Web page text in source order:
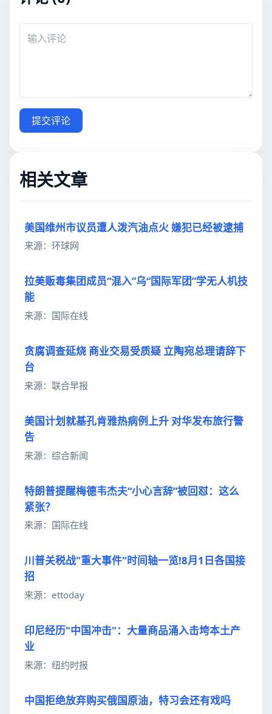
提交评论
相关文章
美国维州市议员遭人泼汽油点火 嫌犯已经被逮捕
来源：环球网
拉美贩毒集团成员“混入”乌“国际军团”学无人机技
能
来源：国际在线
贪腐调查延烧 商业交易受质疑 立陶宛总理请辞下
台
来源：联合早报
美国计划就基孔肯雅热病例上升 对华发布旅行警
告
来源：综合新闻
特朗普提醒梅德韦杰夫“小心言辞”被回怼：这么
紧张？
来源：国际在线
川普关税战"重大事件"时间轴一览!8月1日各国接
招
来源：ettoday
印尼经历"中国冲击"：大量商品涌入击垮本土产
业
来源：纽约时报
中国拒绝放弃购买俄国原油，特习会还有戏吗